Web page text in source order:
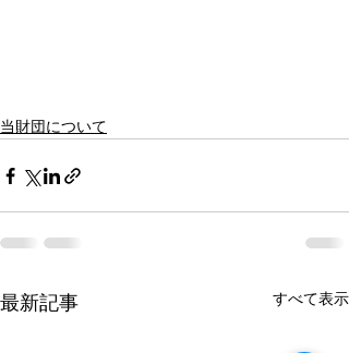
当財団について
最新記事 すべて表示